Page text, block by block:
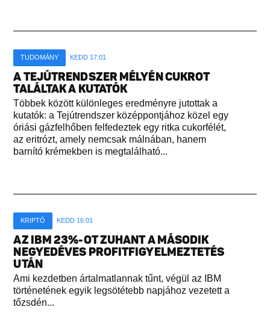
TUDOMÁNY KEDD 17:01
A TEJÚTRENDSZER MÉLYÉN CUKROT
TALÁLTAK A KUTATÓK
Többek között különleges eredményre jutottak a
kutatók: a Tejútrendszer középpontjához közel egy
óriási gázfelhőben felfedeztek egy ritka cukorfélét,
az eritrózt, amely nemcsak málnában, hanem
barnító krémekben is megtalálható...
KRIPTÓ KEDD 16:01
AZ IBM 23%-OT ZUHANT A MÁSODIK
NEGYEDÉVES PROFITFIGYELMEZTETÉS
UTÁN
Ami kezdetben ártalmatlannak tűnt, végül az IBM
történetének egyik legsötétebb napjához vezetett a
tőzsdén...